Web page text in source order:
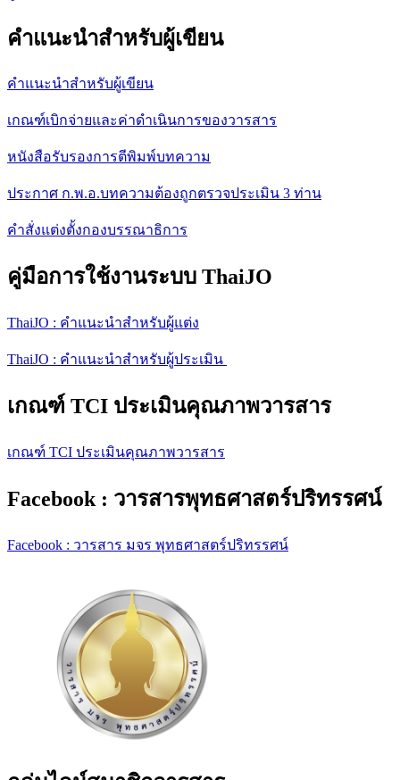
คำแนะนำสำหรับผู้เขียน
คำแนะนำสำหรับผู้เขียน
เกณฑ์เบิกจ่ายและค่าดำเนินการของวารสาร
หนังสือรับรองการตีพิมพ์บทความ
ประกาศ ก.พ.อ.บทความต้องถูกตรวจประเมิน 3 ท่าน
คำสั่งแต่งตั้งกองบรรณาธิการ
คู่มือการใช้งานระบบ ThaiJO
ThaiJO : คำแนะนำสำหรับผู้แต่ง
ThaiJO : คำแนะนำสำหรับผู้ประเมิน
เกณฑ์ TCI ประเมินคุณภาพวารสาร
เกณฑ์ TCI ประเมินคุณภาพวารสาร
Facebook : วารสารพุทธศาสตร์ปริทรรศน์
Facebook : วารสาร มจร พุทธศาสตร์ปริทรรศน์